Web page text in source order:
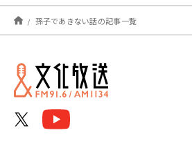
2022年03月
2022年02月
2022年01月
孫子であきない話の記事一覧